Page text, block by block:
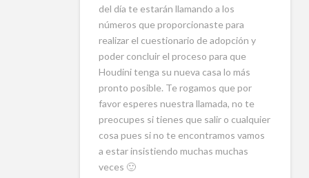
del día te estarán llamando a los
números que proporcionaste para
realizar el cuestionario de adopción y
poder concluir el proceso para que
Houdini tenga su nueva casa lo más
pronto posible. Te rogamos que por
favor esperes nuestra llamada, no te
preocupes si tienes que salir o cualquier
cosa pues si no te encontramos vamos
a estar insistiendo muchas muchas
veces 🙂